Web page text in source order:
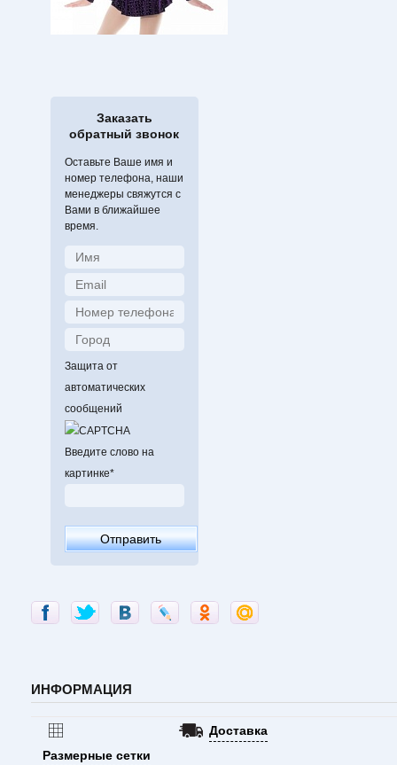
Заказать
обратный звонок
Оставьте Ваше имя и
номер телефона, наши
менеджеры свяжутся с
Вами в ближайшее
время.
Защита от
автоматических
сообщений
Введите слово на
картинке*
ИНФОРМАЦИЯ
Размерные сетки
Доставка